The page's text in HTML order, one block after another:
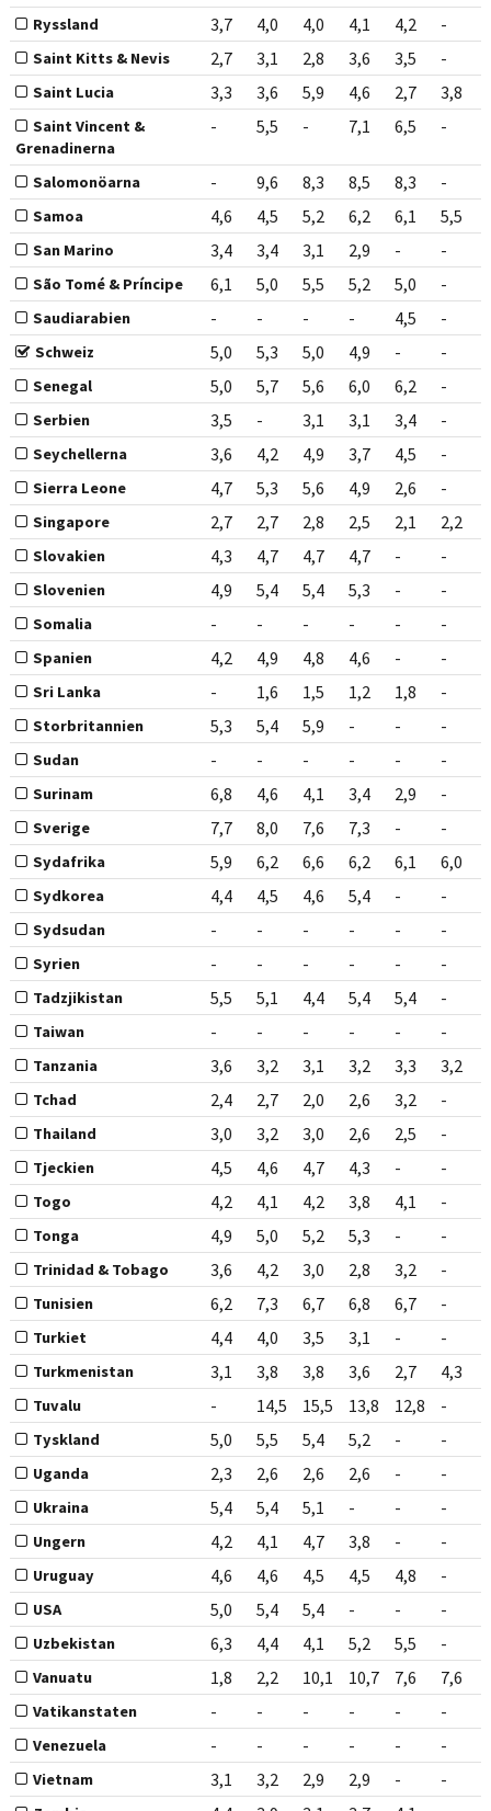
Ryssland 3,7 4,0 4,0 4,1 4,2 -
Saint Kitts & Nevis 2,7 3,1 2,8 3,6 3,5 -
Saint Lucia 3,3 3,6 5,9 4,6 2,7 3,8
Saint Vincent &
Grenadinerna
- 5,5 - 7,1 6,5 -
Salomonöarna - 9,6 8,3 8,5 8,3 -
Samoa 4,6 4,5 5,2 6,2 6,1 5,5
San Marino 3,4 3,4 3,1 2,9 - -
São Tomé & Príncipe 6,1 5,0 5,5 5,2 5,0 -
Saudiarabien - - - - 4,5 -
Schweiz 5,0 5,3 5,0 4,9 - -
Senegal 5,0 5,7 5,6 6,0 6,2 -
Serbien 3,5 - 3,1 3,1 3,4 -
Seychellerna 3,6 4,2 4,9 3,7 4,5 -
Sierra Leone 4,7 5,3 5,6 4,9 2,6 -
Singapore 2,7 2,7 2,8 2,5 2,1 2,2
Slovakien 4,3 4,7 4,7 4,7 - -
Slovenien 4,9 5,4 5,4 5,3 - -
Somalia - - - - - -
Spanien 4,2 4,9 4,8 4,6 - -
Sri Lanka - 1,6 1,5 1,2 1,8 -
Storbritannien 5,3 5,4 5,9 - - -
Sudan - - - - - -
Surinam 6,8 4,6 4,1 3,4 2,9 -
Sverige 7,7 8,0 7,6 7,3 - -
Sydafrika 5,9 6,2 6,6 6,2 6,1 6,0
Sydkorea 4,4 4,5 4,6 5,4 - -
Sydsudan - - - - - -
Syrien - - - - - -
Tadzjikistan 5,5 5,1 4,4 5,4 5,4 -
Taiwan - - - - - -
Tanzania 3,6 3,2 3,1 3,2 3,3 3,2
Tchad 2,4 2,7 2,0 2,6 3,2 -
Thailand 3,0 3,2 3,0 2,6 2,5 -
Tjeckien 4,5 4,6 4,7 4,3 - -
Togo 4,2 4,1 4,2 3,8 4,1 -
Tonga 4,9 5,0 5,2 5,3 - -
Trinidad & Tobago 3,6 4,2 3,0 2,8 3,2 -
Tunisien 6,2 7,3 6,7 6,8 6,7 -
Turkiet 4,4 4,0 3,5 3,1 - -
Turkmenistan 3,1 3,8 3,8 3,6 2,7 4,3
Tuvalu - 14,5 15,5 13,8 12,8 -
Tyskland 5,0 5,5 5,4 5,2 - -
Uganda 2,3 2,6 2,6 2,6 - -
Ukraina 5,4 5,4 5,1 - - -
Ungern 4,2 4,1 4,7 3,8 - -
Uruguay 4,6 4,6 4,5 4,5 4,8 -
USA 5,0 5,4 5,4 - - -
Uzbekistan 6,3 4,4 4,1 5,2 5,5 -
Vanuatu 1,8 2,2 10,1 10,7 7,6 7,6
Vatikanstaten - - - - - -
Venezuela - - - - - -
Vietnam 3,1 3,2 2,9 2,9 - -